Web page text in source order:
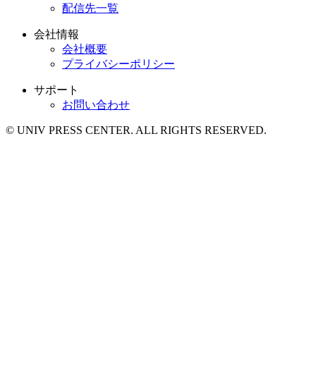
配信先一覧
会社情報
会社概要
プライバシーポリシー
サポート
お問い合わせ
© UNIV PRESS CENTER. ALL RIGHTS RESERVED.